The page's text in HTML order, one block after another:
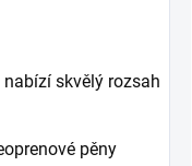
skvělý rozsah
pěny